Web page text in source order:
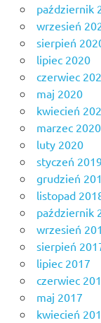
październik
wrzesień
sierpień
lipiec 2020
czerwiec
maj 2020
kwiecień
marzec 2020
luty 2020
styczeń 2019
grudzień
listopad
październik
wrzesień
sierpień
lipiec 2017
czerwiec
maj 2017
kwiecień